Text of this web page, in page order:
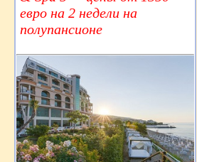
евро на 2 недели на
полупансионе